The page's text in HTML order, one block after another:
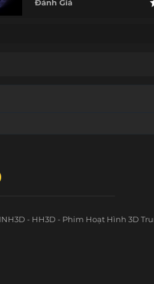
Đánh Giá
- HH3D - Phim Hoạt Hình 3D